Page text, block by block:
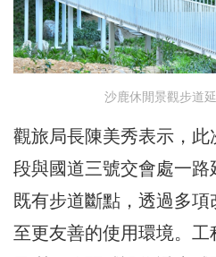
沙鹿休閒景觀步道
觀旅局長陳美秀表示，
段與國道三號交會處一
既有步道斷點，透過多
至更友善的使用環境。